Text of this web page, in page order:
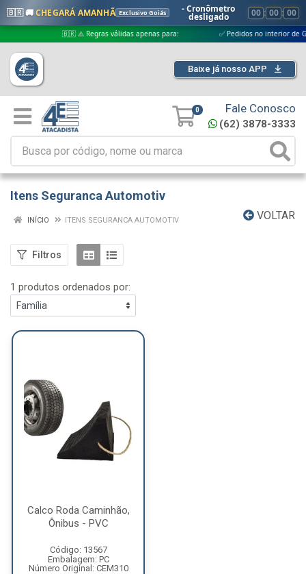
🇧🇷 🚚CHEGARÁ AMANHÃ Exclusivo Goiás - Cronômetro
desligado 00 : 00 : 00
🇧🇷 ⚠️ Regras válidas apenas para: ✅ Pedidos no interior de Goiás
Baixe já nosso APP
0 Fale Conosco
(62) 3878-3333
Itens Seguranca Automotiv
VOLTAR
INÍCIO ITENS SEGURANCA AUTOMOTIV
Filtros
1 produtos ordenados por:
Calco Roda Caminhão,
Ônibus - PVC
Código: 13567
Embalagem: PC
Número Original: CEM310